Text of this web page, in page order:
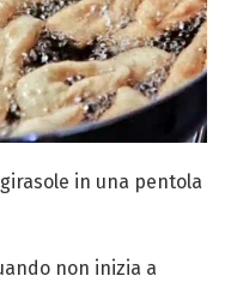
in una pentola
non inizia a